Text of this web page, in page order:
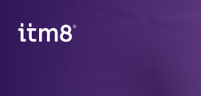
indhold